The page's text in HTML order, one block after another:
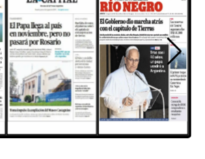
DIFUSORA
DEL
VALLE